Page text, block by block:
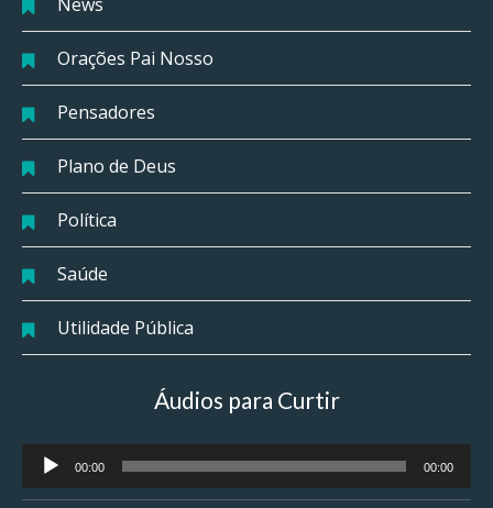
Orações Pai Nosso
Pensadores
Plano de Deus
Política
Saúde
Utilidade Pública
Áudios para Curtir
Tocador
de
00:00 00:00